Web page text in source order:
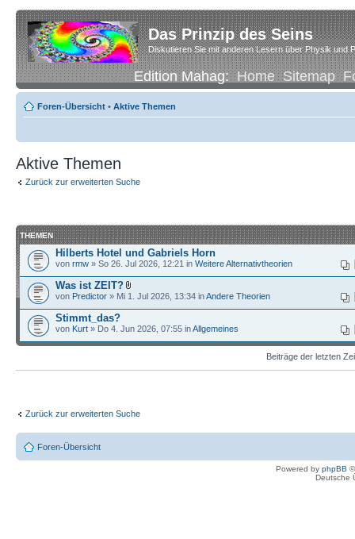
Das Prinzip des Seins
Diskutieren Sie mit anderen Lesern über Physik und
Edition Mahag:Home Sitemap
Foren-Übersicht • Aktive Themen
Aktive Themen
Zurück zur erweiterten Suche
THEMEN
Hilberts Hotel und Gabriels Horn
von rmw » So 26. Jul 2026, 12:21 in Weitere Alternativtheorien
Was ist ZEIT?
von Predictor » Mi 1. Jul 2026, 13:34 inAndere Theorien
Stimmt_das?
von Kurt » Do 4. Jun 2026, 07:55 inAllgemeines
Beiträge der letzten
Zurück zur erweiterten Suche
Foren-Übersicht
Powered by phpBB
Deutsche